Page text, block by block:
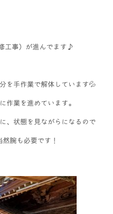
工事）が進んでます♪
を手作業で解体しています💦
作業を進めています。
、状態を見ながらになるので
腕も必要です！